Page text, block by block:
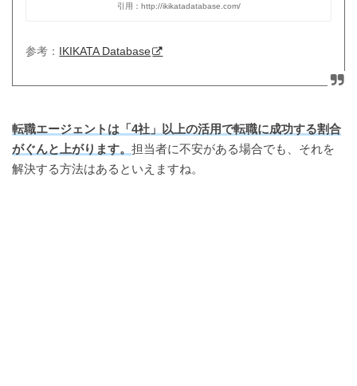
引用：http://ikikatadatabase.com/
参考： IKIKATA Database
転職エージェントは「4社」以上の活用で転職に成功する割合
がぐんと上がります。 担当者に不安がある場合でも、それを
解決する方法はあるといえますね。